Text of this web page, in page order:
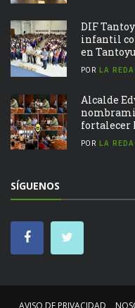
DIF
infantil
en
POR LA
Alcalde
fortalecer
POR LA
SÍGUENOS